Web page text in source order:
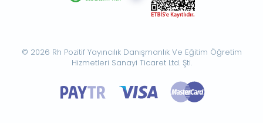
© 2026 Rh Pozitif Yayıncılık Danışmanlık Ve Eğitim Öğretim
Hizmetleri Sanayi Ticaret Ltd. Şti.